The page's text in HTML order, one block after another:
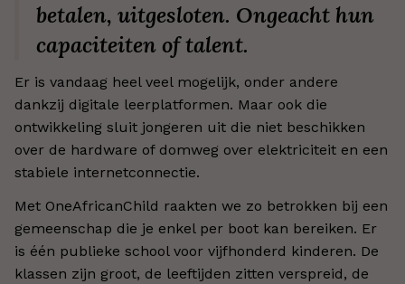
betalen, uitgesloten. Ongeacht hun
capaciteiten of talent.
Er is vandaag heel veel mogelijk, onder andere
dankzij digitale leerplatformen. Maar ook die
ontwikkeling sluit jongeren uit die niet beschikken
over de hardware of domweg over elektriciteit en een
stabiele internetconnectie.
Met OneAfricanChild raakten we zo betrokken bij een
gemeenschap die je enkel per boot kan bereiken. Er
is één publieke school voor vijfhonderd kinderen. De
klassen zijn groot, de leeftijden zitten verspreid, de